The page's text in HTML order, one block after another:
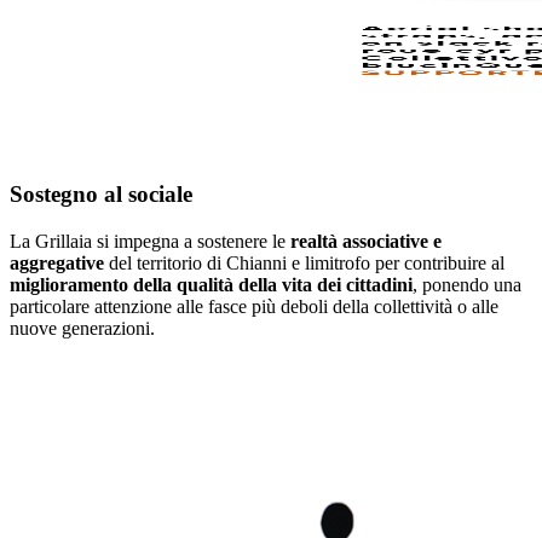
Sostegno al sociale
La Grillaia si impegna a sostenere le realtà associative e
aggregative del territorio di Chianni e limitrofo per contribuire al
miglioramento della qualità della vita dei cittadini, ponendo una
particolare attenzione alle fasce più deboli della collettività o alle
nuove generazioni.